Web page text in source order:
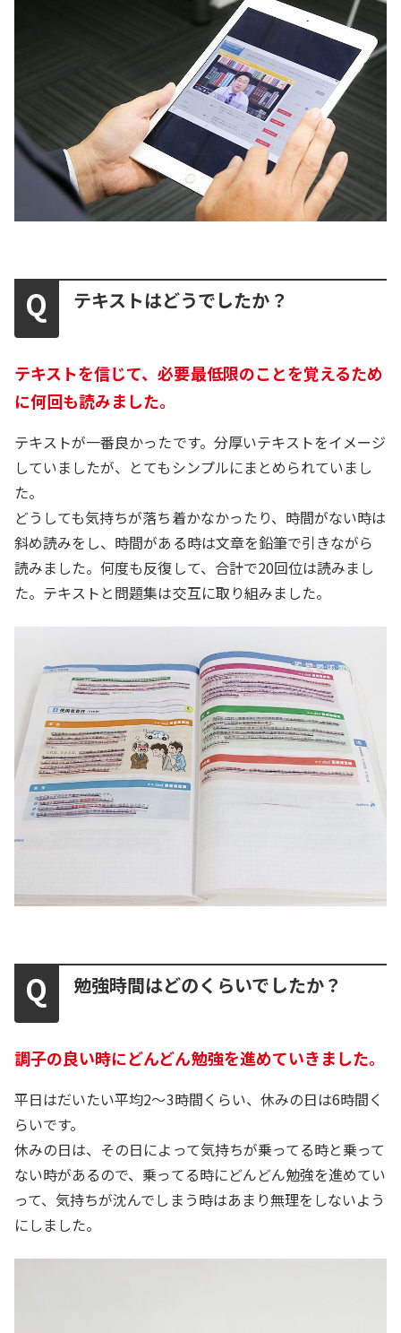
テキストはどうでしたか？
テキストを信じて、必要最低限のことを覚えるため
に何回も読みました。
テキストが一番良かったです。分厚いテキストをイメージ
していましたが、とてもシンプルにまとめられていまし
た。
どうしても気持ちが落ち着かなかったり、時間がない時は
斜め読みをし、時間がある時は文章を鉛筆で引きながら
読みました。何度も反復して、合計で20回位は読みまし
た。テキストと問題集は交互に取り組みました。
勉強時間はどのくらいでしたか？
調子の良い時にどんどん勉強を進めていきました。
平日はだいたい平均2～3時間くらい、休みの日は6時間く
らいです。
休みの日は、その日によって気持ちが乗ってる時と乗って
ない時があるので、乗ってる時にどんどん勉強を進めてい
って、気持ちが沈んでしまう時はあまり無理をしないよう
にしました。